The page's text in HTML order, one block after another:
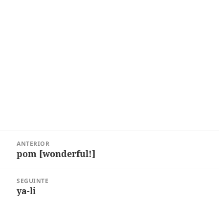
ANTERIOR
Post
pom [wonderful!]
SEGUINTE
Próximo
ya-li